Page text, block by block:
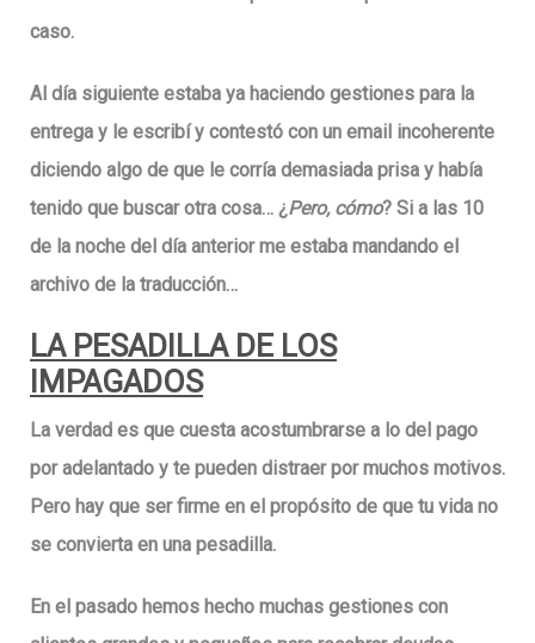
caso.
Al día siguiente estaba ya haciendo gestiones para la
entrega y le escribí y contestó con un email incoherente
diciendo algo de que le corría demasiada prisa y había
tenido que buscar otra cosa… ¿Pero, cómo? Si a las 10
de la noche del día anterior me estaba mandando el
archivo de la traducción…
LA PESADILLA DE LOS
IMPAGADOS
La verdad es que cuesta acostumbrarse a lo del pago
por adelantado y te pueden distraerpor muchos motivos.
Pero hay que ser firme en el propósito de que tu vida no
se convierta en una pesadilla.
En el pasado hemos hecho muchas gestiones con